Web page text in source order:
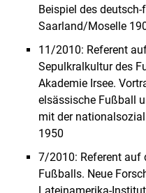
Beispiel des
Saarland/Moselle
11/2010: Referent
Sepulkralkultur des
Akademie Irsee.
elsässische Fußball
mit der
1950
7/2010: Referent auf
Fußballs. Neue